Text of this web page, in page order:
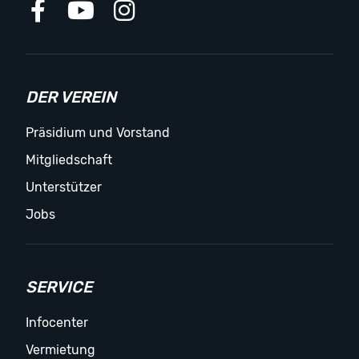
DER VEREIN
Präsidium und Vorstand
Mitgliedschaft
Unterstützer
Jobs
SERVICE
Infocenter
Vermietung